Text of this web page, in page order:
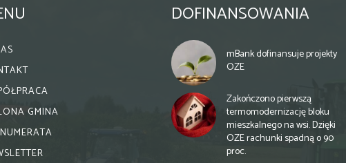
GMINA
DOFINANSOWANIA
mBank dofinansuje projekty
OZE
Zakończono pierwszą
termomodernizację bloku
mieszkalnego na wsi. Dzięki
OZE rachunki spadną o 90
proc.